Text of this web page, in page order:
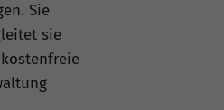
Sie
sie